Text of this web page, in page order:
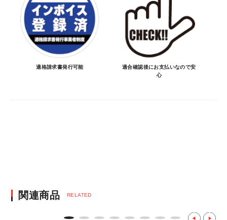
続きをお願い致します。
決済について
・ご注文後にメーカー確認を行い、商品が愛
車に合うことを確認してから決済となりま
決済後の正式注文後のキャンセルや変更につい
て
適格請求書発行可能
適合確認後にお支払いなので安
心
関連商品 RELATED